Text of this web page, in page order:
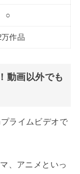
○
万作品
動画以外でも
ライムビデオで
、アニメといっ